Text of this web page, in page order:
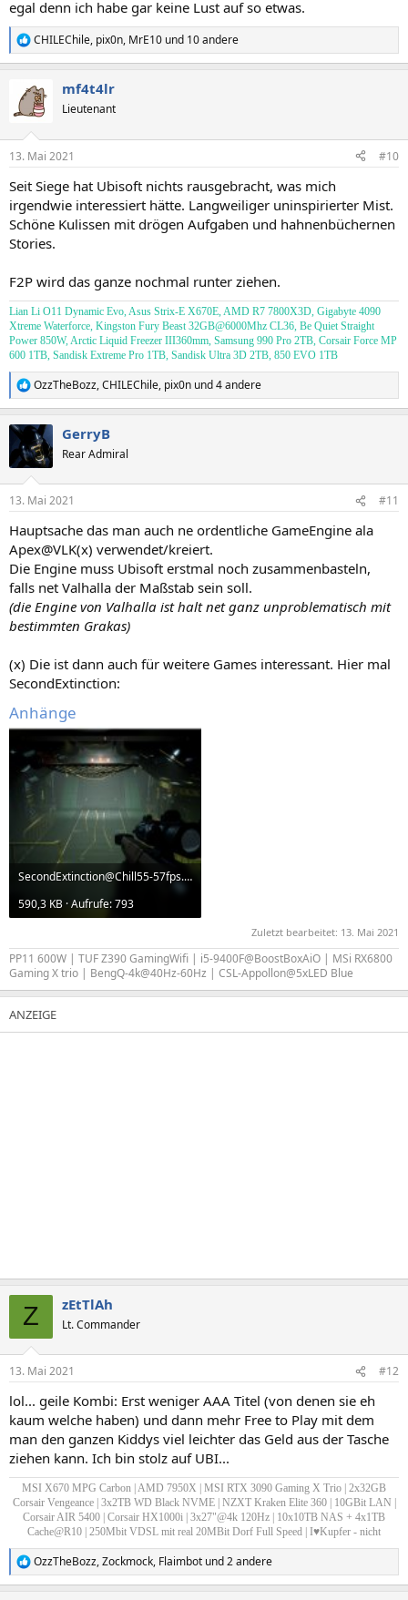
egal denn ich habe gar keine Lust auf so etwas.
R
e
t
i
e
:
CHILEChile, pix0n, MrE10 und 10 andere
mf4t4lr
Lieutenant
13. Mai 2021 #10
Seit Siege hat Ubisoft nichts rausgebracht, was mich
irgendwie interessiert hätte. Langweiliger uninspirierter Mist.
Schöne Kulissen mit drögen Aufgaben und hahnenbüchernen
Stories.
F2P wird das ganze nochmal runter ziehen.
Lian Li O11 Dynamic Evo, Asus Strix-E X670E, AMD R7 7800X3D, Gigabyte 4090
Xtreme Waterforce, Kingston Fury Beast 32GB@6000Mhz CL36, Be Quiet Straight
Power 850W, Arctic Liquid Freezer III360mm, Samsung 990 Pro 2TB, Corsair Force MP
600 1TB, Sandisk Extreme Pro 1TB, Sandisk Ultra 3D 2TB, 850 EVO 1TB
R
e
k
t
i
e
:
OzzTheBozz,CHILEChile, pix0n und 4 andere
GerryB
Rear Admiral
13. Mai 2021 #11
Hauptsache das man auch ne ordentliche GameEngine ala
Apex@VLK(x) verwendet/kreiert.
Die Engine muss Ubisoft erstmal noch zusammenbasteln,
falls net Valhalla der Maßstab sein soll.
(die Engine von Valhalla ist halt net ganz unproblematisch mit
bestimmten Grakas)
(x) Die ist dann auch für weitere Games interessant. Hier mal
SecondExtinction:
Anhänge
SecondExtinction@Chill55-57fps.jpg
590,3 KB · Aufrufe: 793
Zuletzt bearbeitet: 13. Mai 2021
PP11 600W | TUF Z390 GamingWifi | i5-9400F@BoostBoxAiO | MSi RX6800
Gaming X trio | BengQ-4k@40Hz-60Hz | CSL-Appollon@5xLED Blue
Z zEtTlAh
Lt. Commander
13. Mai 2021 #12
lol... geile Kombi: Erst weniger AAA Titel (von denen sie eh
kaum welche haben) und dann mehr Free to Play mit dem
man den ganzen Kiddys viel leichter das Geld aus der Tasche
ziehen kann. Ich bin stolz auf UBI...
MSI X670 MPG Carbon | AMD 7950X | MSI RTX 3090 Gaming X Trio | 2x32GB
Corsair Vengeance | 3x2TB WD Black NVME | NZXT Kraken Elite 360 |
10GBit LAN |
Corsair AIR 5400 | Corsair HX1000i 3x27"@4k 120Hz
| 10x10TB NAS + 4x1TB
Cache@R10 | 250Mbit VDSL mit real 20MBit Dorf Full Speed | I♥Kupfer - nicht
R
e
OzzTheBozz,Zockmock, Flaimbot und 2 andere